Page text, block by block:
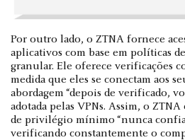
Por outro lado, o ZTNA fornece
aplicativos com base em políticas
granular. Ele oferece verificações
medida que eles se conectam aos
abordagem “depois de verificado,
adotada pelas VPNs. Assim, o
de privilégio mínimo “nunca
verificando constantemente o